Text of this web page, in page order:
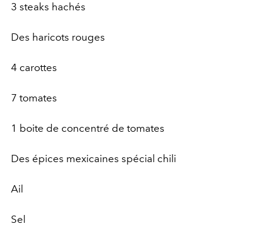
3 steaks hachés
Des haricots rouges
4 carottes
7 tomates
1 boite de concentré de tomates
Des épices mexicaines spécial chili
Ail
Sel